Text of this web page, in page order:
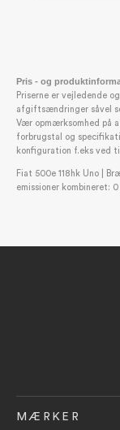
Pris - og
Priserne er vejledende
afgiftsændringer såvel
Vær opmærksomhed på
forbrugstal og
konfiguration f.eks ved
Fiat 500e 118hk Uno |
emissioner kombineret:
MÆRKER